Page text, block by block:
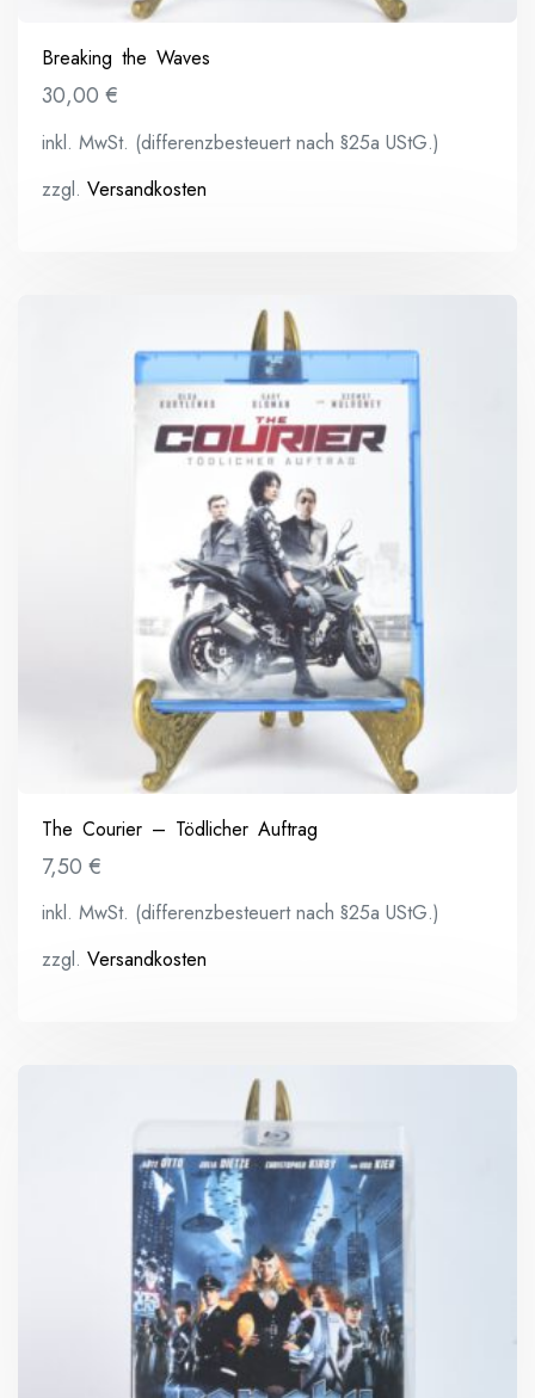
Breaking the Waves
30,00 €
inkl. MwSt. (differenzbesteuert nach §25a UStG.)
zzgl. Versandkosten
The Courier – Tödlicher Auftrag
7,50 €
inkl. MwSt. (differenzbesteuert nach §25a UStG.)
zzgl. Versandkosten